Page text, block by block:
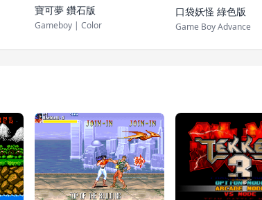
寶可夢 鑽石版
Gameboy | Color
口袋妖怪 綠色版
Game Boy Advance